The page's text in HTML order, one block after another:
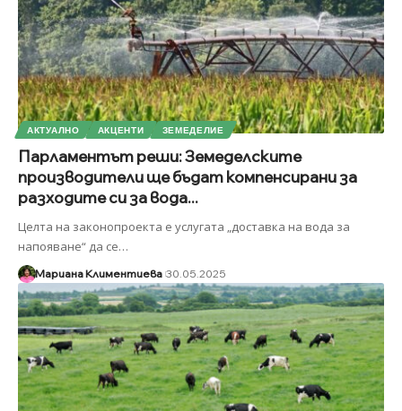
АКТУАЛНО АКЦЕНТИ ЗЕМЕДЕЛИЕ
Парламентът реши: Земеделските
производители ще бъдат компенсирани за
разходите си за вода...
Целта на законопроекта е услугата „доставка на вода за
напояване“ да се…
Мариана Климентиева 30.05.2025